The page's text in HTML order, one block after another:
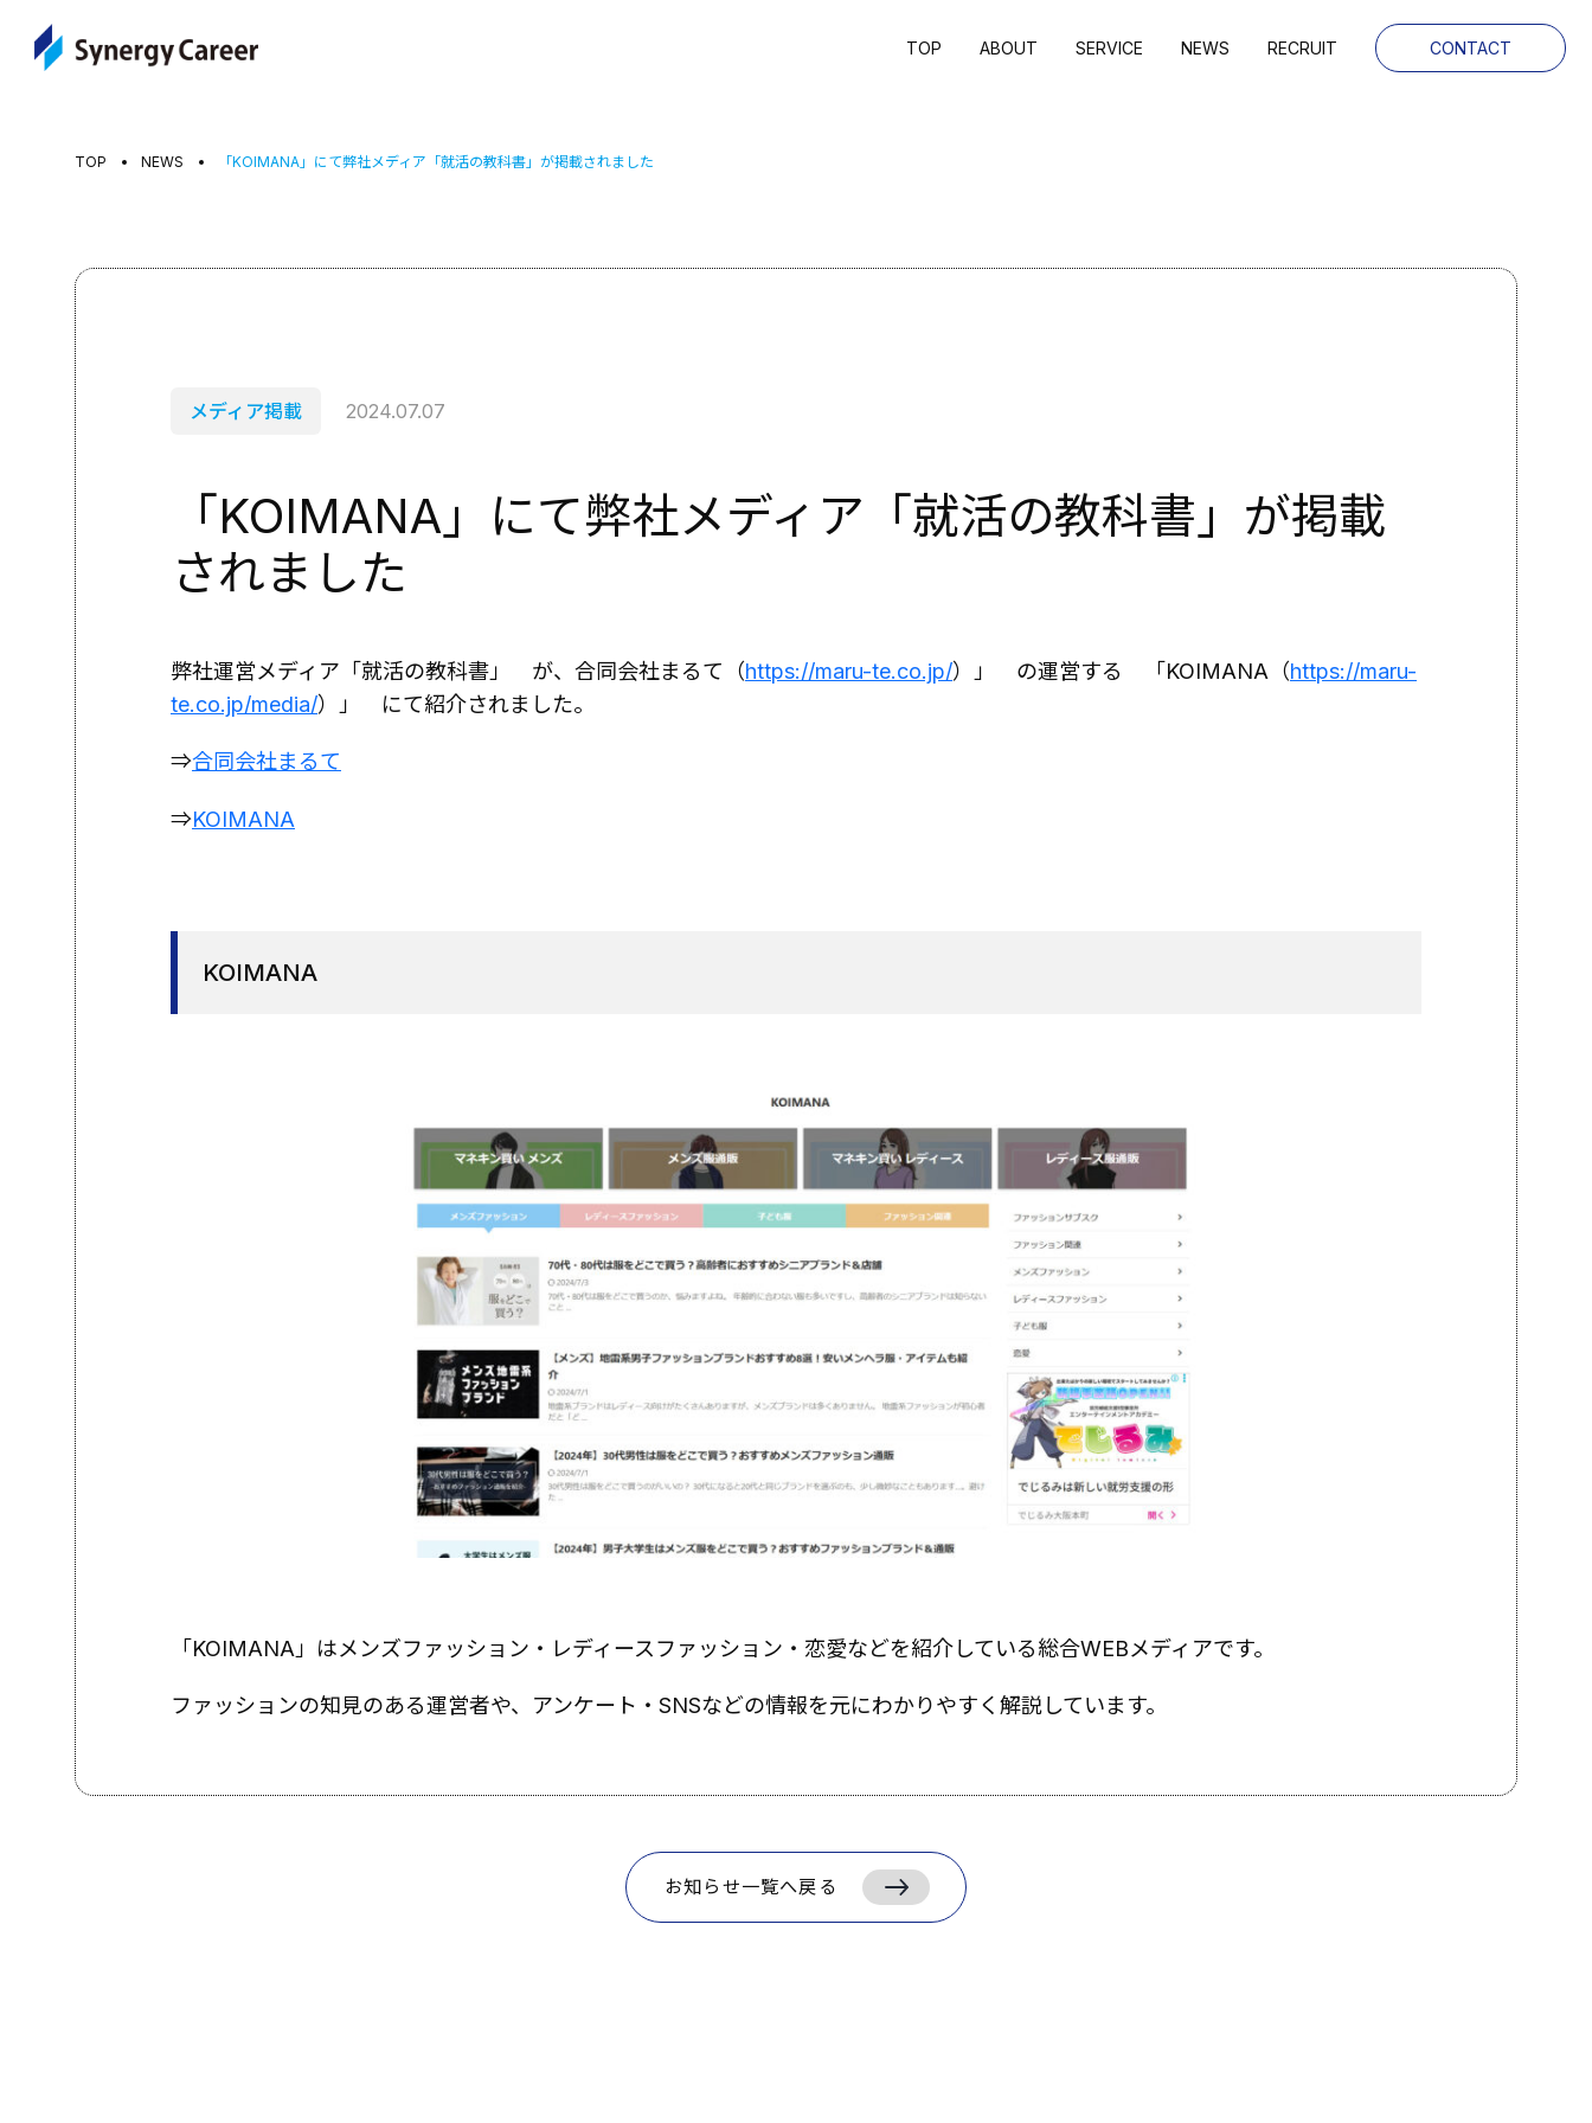
TOP ABOUT SERVICE NEWS RECRUIT CONTACT
TOP NEWS 「KOIMANA」にて弊社メディア「就活の教科書」が掲載されました
メディア掲載 2024.07.07
「KOIMANA」にて弊社メディア「就活の教科書」が掲載
されました
弊社運営メディア「就活の教科書」 が、合同会社まるて（https://maru-te.co.jp/）」 の運営する 「KOIMANA（https://maru-
te.co.jp/media/）」 にて紹介されました。
⇒合同会社まるて
⇒KOIMANA
KOIMANA
「KOIMANA」はメンズファッション・レディースファッション・恋愛などを紹介している総合WEBメディアです。
ファッションの知見のある運営者や、アンケート・SNSなどの情報を元にわかりやすく解説しています。
お知らせ一覧へ戻る